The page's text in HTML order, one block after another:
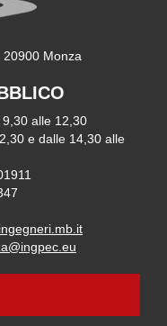
Monza
alle 12,30
e dalle 14,30 alle